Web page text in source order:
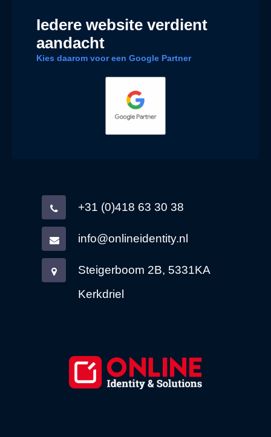
Iedere website verdient
aandacht
Kies daarom voor een Google Partner
+31 (0)418 63 30 38
info@onlineidentity.nl
Steigerboom 2B, 5331KA
Kerkdriel